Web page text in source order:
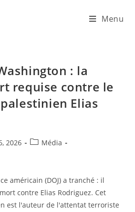
Menu
: la
requise contre le
Elias
2026
Média
américain (DOJ) a tranché : il
contre Elias Rodriguez. Cet
est l'auteur de l'attentat terroriste